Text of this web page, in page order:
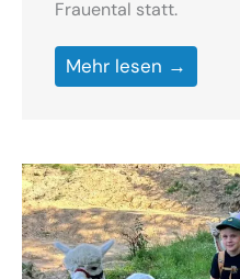
Frauental statt.
Mehr lesen →